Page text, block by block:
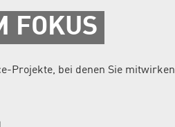
FOKUS
Projekte, bei denen Sie mitwirken